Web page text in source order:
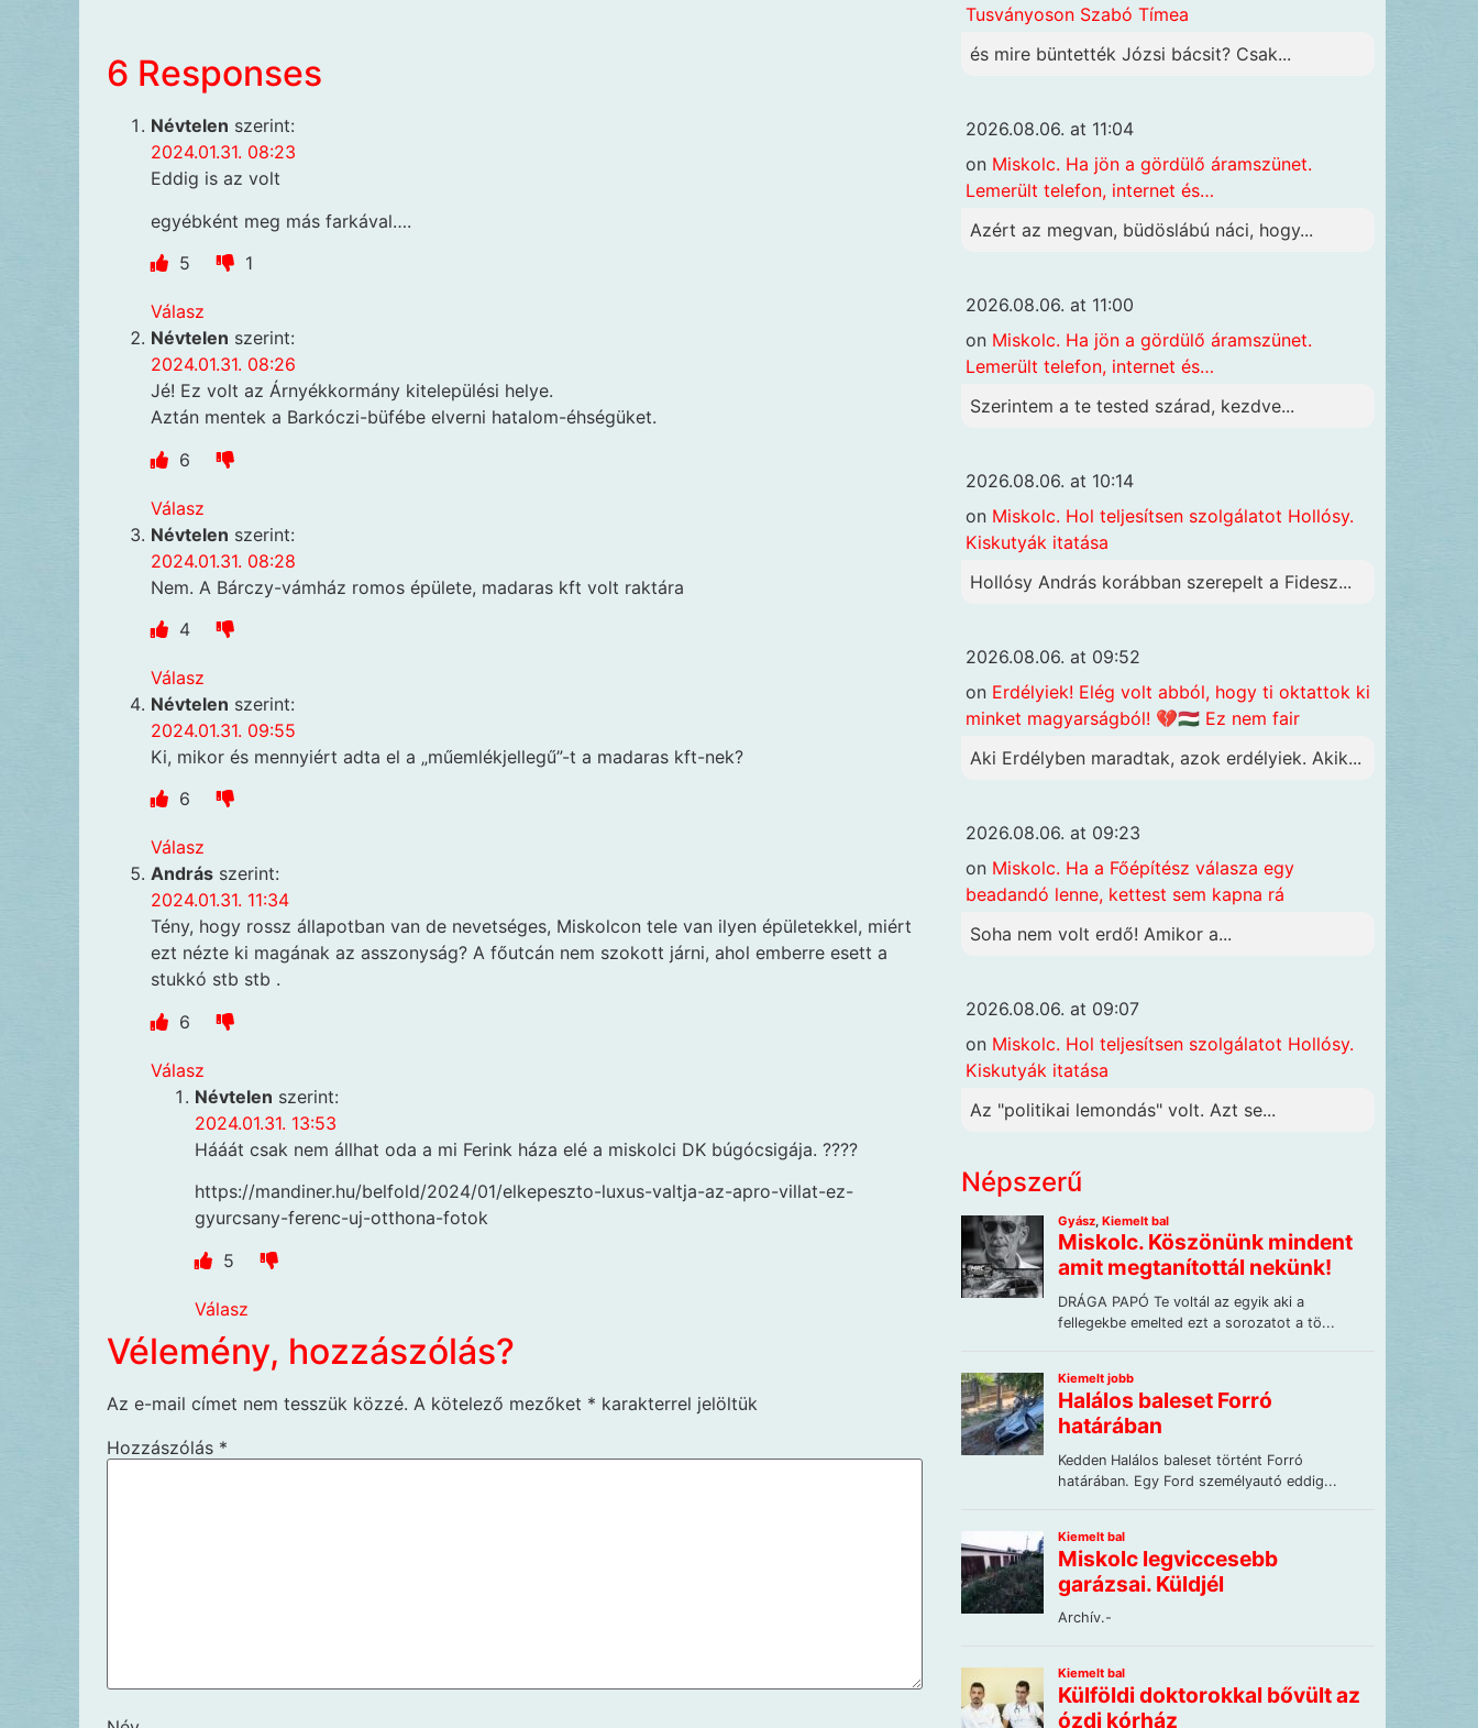
6 Responses
Névtelen szerint:
2024.01.31. 08:23
Eddig is az volt
egyébként meg más farkával….
5
1
Válasz
Névtelen szerint:
2024.01.31. 08:26
Jé! Ez volt az Árnyékkormány kitelepülési helye.
Aztán mentek a Barkóczi-büfébe elverni hatalom-éhségüket.
6
Válasz
Névtelen szerint:
2024.01.31. 08:28
Nem. A Bárczy-vámház romos épülete, madaras kft volt raktára
4
Válasz
Névtelen szerint:
2024.01.31. 09:55
Ki, mikor és mennyiért adta el a „műemlékjellegű”-t a madaras kft-nek?
6
Válasz
András szerint:
2024.01.31. 11:34
Tény, hogy rossz állapotban van de nevetséges, Miskolcon tele van ilyen épületekkel, miért
ezt nézte ki magának az asszonyság? A főutcán nem szokott járni, ahol emberre esett a
stukkó stb stb .
6
Válasz
Névtelen szerint:
2024.01.31. 13:53
Hááát csak nem állhat oda a mi Ferink háza elé a miskolci DK búgócsigája. ????
https://mandiner.hu/belfold/2024/01/elkepeszto-luxus-valtja-az-apro-villat-ez-
gyurcsany-ferenc-uj-otthona-fotok
5
Válasz
Vélemény, hozzászólás?
Az e-mail címet nem tesszük közzé. A kötelező mezőket * karakterrel jelöltük
Hozzászólás *
Tusványoson Szabó Tímea
és mire büntették Józsi bácsit? Csak...
2026.08.06. at 11:04
on Miskolc. Ha jön a gördülő áramszünet.
Lemerült telefon, internet és…
Azért az megvan, büdöslábú náci, hogy...
2026.08.06. at 11:00
on Miskolc. Ha jön a gördülő áramszünet.
Lemerült telefon, internet és…
Szerintem a te tested szárad, kezdve...
2026.08.06. at 10:14
on Miskolc. Hol teljesítsen szolgálatot Hollósy.
Kiskutyák itatása
Hollósy András korábban szerepelt a Fidesz...
2026.08.06. at 09:52
on Erdélyiek! Elég volt abból, hogy ti oktattok ki
minket magyarságból! 💔🇭🇺 Ez nem fair
Aki Erdélyben maradtak, azok erdélyiek. Akik...
2026.08.06. at 09:23
on Miskolc. Ha a Főépítész válasza egy
beadandó lenne, kettest sem kapna rá
Soha nem volt erdő! Amikor a...
2026.08.06. at 09:07
on Miskolc. Hol teljesítsen szolgálatot Hollósy.
Kiskutyák itatása
Az "politikai lemondás" volt. Azt se...
Népszerű